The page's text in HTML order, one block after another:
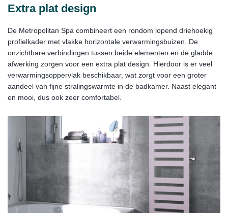
Extra plat design
De Metropolitan Spa combineert een rondom lopend driehoekig
profielkader met vlakke horizontale verwarmingsbuizen. De
onzichtbare verbindingen tussen beide elementen en de gladde
afwerking zorgen voor een extra plat design. Hierdoor is er veel
verwarmingsoppervlak beschikbaar, wat zorgt voor een groter
aandeel van fijne stralingswarmte in de badkamer. Naast elegant
en mooi, dus ook zeer comfortabel.